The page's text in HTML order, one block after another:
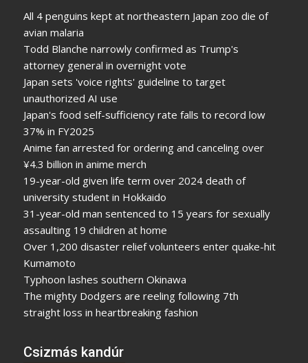
All 4 penguins kept at northeastern Japan zoo die of
avian malaria
Todd Blanche narrowly confirmed as Trump's
attorney general in overnight vote
Japan sets 'voice rights' guideline to target
unauthorized AI use
Japan's food self-sufficiency rate falls to record low
37% in FY2025
Anime fan arrested for ordering and canceling over
¥4.3 billion in anime merch
19-year-old given life term over 2024 death of
university student in Hokkaido
31-year-old man sentenced to 15 years for sexually
assaulting 19 children at home
Over 1,200 disaster relief volunteers enter quake-hit
Kumamoto
Typhoon lashes southern Okinawa
The mighty Dodgers are reeling following 7th
straight loss in heartbreaking fashion
Csizmás kandúr